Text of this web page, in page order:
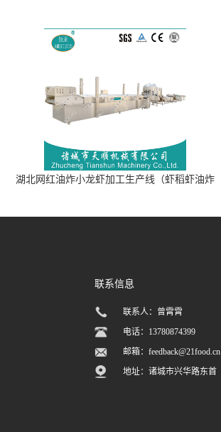
湖北网红油炸小龙虾加工生产线（虾稻虾油炸
联系信息
联系人：曾霄霄
电话：13780874399
邮箱：feedback@21food.cn
地址：诸城市兴华路东首